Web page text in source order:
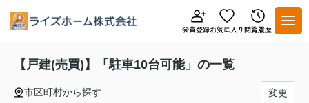
【戸建(売買)】「駐車10台可能」の一覧
市区町村から探す 変更